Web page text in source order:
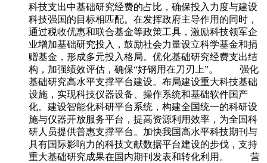
科技支出中基础研究经费的占比，确保投入力度与建设
科技强国的目标相匹配。在发挥政府主导作用的同时，
通过税收优惠和联合基金等政策工具，激励科技领军企
业增加基础研究投入，鼓励社会力量设立科学基金和捐
赠基金，形成多元投入格局。优化基础研究经费支出结
构，加强绩效评估，确保“好钢用在刀刃上”。 强化
基础研究高水平支撑平台建设。布局建设重大科技基础
设施，实现科技仪器设备、操作系统和基础软件国产
化。建设智能化科研平台系统，构建全国统一的科研设
施与仪器开放服务平台，提高资源利用效率，为全国科
研人员提供普惠支撑平台。加快我国高水平科技期刊与
具有国际影响力的科技文献数据平台建设的步伐，支持
重大基础研究成果在国内期刊发表和转化利用。 营